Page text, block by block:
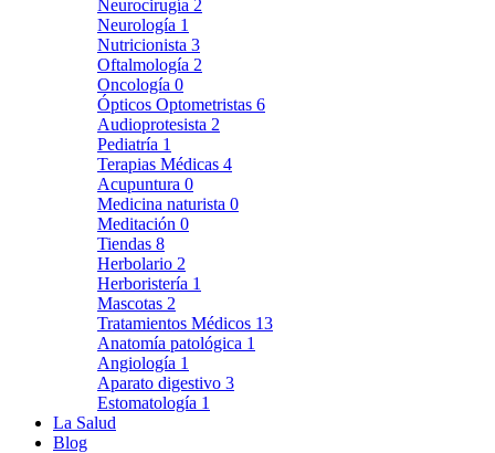
Neurocirugía 2
Neurología 1
Nutricionista 3
Oftalmología 2
Oncología 0
Ópticos Optometristas 6
Audioprotesista 2
Pediatría 1
Terapias Médicas 4
Acupuntura 0
Medicina naturista 0
Meditación 0
Tiendas 8
Herbolario 2
Herboristería 1
Mascotas 2
Tratamientos Médicos 13
Anatomía patológica 1
Angiología 1
Aparato digestivo 3
Estomatología 1
La Salud
Blog